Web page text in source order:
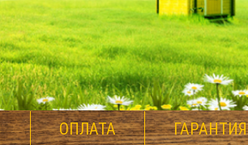
ОПЛАТА ГАРАНТИЯ